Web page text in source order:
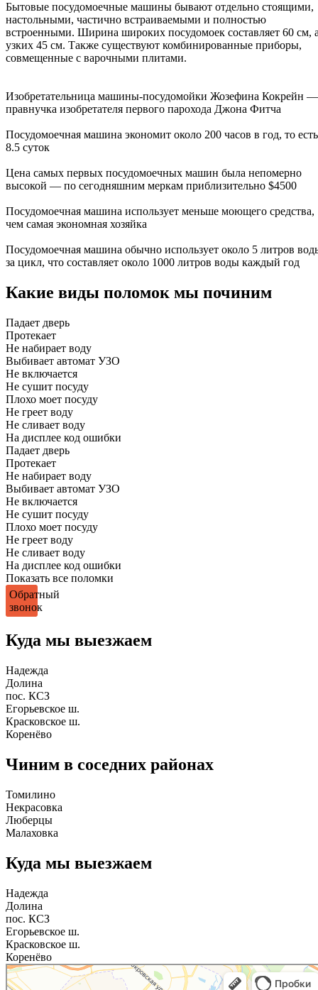
Бытовые посудомоечные машины бывают отдельно стоящими,
настольными, частично встраиваемыми и полностью
встроенными. Ширина широких посудомоек составляет 60 см,
узких 45 см. Также существуют комбинированные приборы,
совмещенные с варочными плитами.
Изобретательница машины-посудомойки Жозефина Кокрейн —
правнучка изобретателя первого парохода Джона Фитча
Посудомоечная машина экономит около 200 часов в год, то есть
8.5 суток
Цена самых первых посудомоечных машин была непомерно
высокой — по сегодняшним меркам приблизительно $4500
Посудомоечная машина использует меньше моющего средства,
чем самая экономная хозяйка
Посудомоечная машина обычно использует около 5 литров
за цикл, что составляет около 1000 литров воды каждый год
Какие виды поломок мы починим
Падает дверь
Протекает
Не набирает воду
Выбивает автомат УЗО
Не включается
Не сушит посуду
Плохо моет посуду
Не греет воду
Не сливает воду
На дисплее код ошибки
Падает дверь
Протекает
Не набирает воду
Выбивает автомат УЗО
Не включается
Не сушит посуду
Плохо моет посуду
Не греет воду
Не сливает воду
На дисплее код ошибки
Показать все поломки
Обратный
звонок
Куда мы выезжаем
Надежда
Долина
пос. КСЗ
Егорьевское ш.
Красковское ш.
Коренёво
Чиним в соседних районах
Томилино
Некрасовка
Люберцы
Малаховка
Куда мы выезжаем
Надежда
Долина
пос. КСЗ
Егорьевское ш.
Красковское ш.
Коренёво